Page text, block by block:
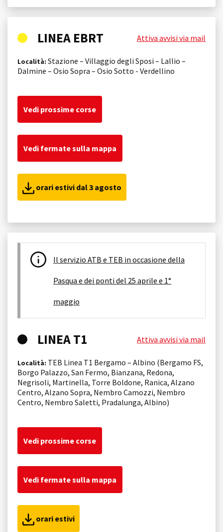
LINEA EBRT Attiva avvisi via mail
Località: Stazione – Villaggio degli Sposi – Lallio –
Dalmine – Osio Sopra – Osio Sotto - Verdellino
Vedi prossime corse
Vedi fermate sulla mappa
orari estivi dal 3 agosto
Il servizio ATB e TEB in occasione della
Pasqua e dei ponti del 25 aprile e 1°
maggio
LINEA T1 Attiva avvisi via mail
Località: TEB Linea T1 Bergamo – Albino (Bergamo FS,
Borgo Palazzo, San Fermo, Bianzana, Redona,
Negrisoli, Martinella, Torre Boldone, Ranica, Alzano
Centro, Alzano Sopra, Nembro Camozzi, Nembro
Centro, Nembro Saletti, Pradalunga, Albino)
Vedi prossime corse
Vedi fermate sulla mappa
orari estivi